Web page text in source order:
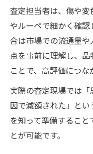
査定担当者は、傷や
やルーペで細かく確
合は市場での流通量
点を事前に理解し、
ことで、高評価につな
実際の査定現場では
因で減額された」と
を知って準備するこ
とが可能です。